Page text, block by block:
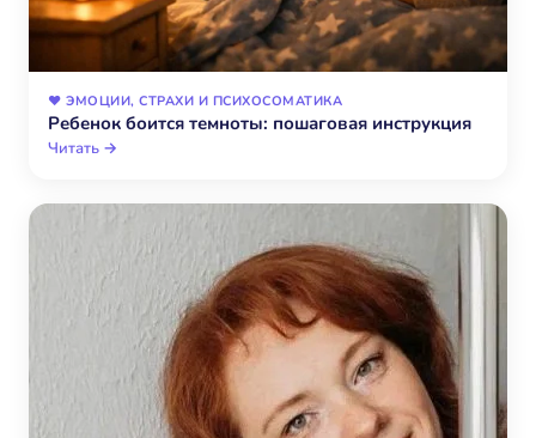
❤️ ЭМОЦИИ, СТРАХИ И ПСИХОСОМАТИКА
Ребенок боится темноты: пошаговая инструкция
Читать →